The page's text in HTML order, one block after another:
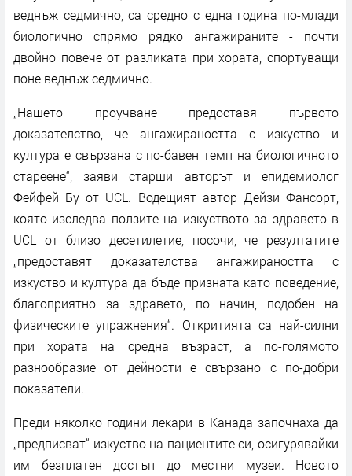
веднъж седмично, са средно с една година по-млади
биологично спрямо рядко ангажираните - почти
двойно повече от разликата при хората, спортуващи
поне веднъж седмично.
„Нашето проучване предоставя първото
доказателство, че ангажираността с изкуство и
култура е свързана с по-бавен темп на биологичното
стареене“, заяви старши авторът и епидемиолог
Фейфей Бу от UCL. Водещият автор Дейзи Фансорт,
която изследва ползите на изкуството за здравето в
UCL от близо десетилетие, посочи, че резултатите
„предоставят доказателства ангажираността с
изкуство и култура да бъде призната като поведение,
благоприятно за здравето, по начин, подобен на
физическите упражнения“. Откритията са най-силни
при хората на средна възраст, а по-голямото
разнообразие от дейности е свързано с по-добри
показатели.
Преди няколко години лекари в Канада започнаха да
„предписват“ изкуство на пациентите си, осигурявайки
им безплатен достъп до местни музеи. Новото